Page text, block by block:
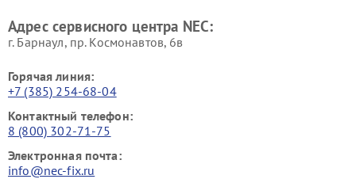
Адрес сервисного центра NEC:
г. Барнаул, ​пр. Космонавтов, 6в
Горячая линия:
+7 (385) 254-68-04
Контактный телефон:
8 (800) 302-71-75
Электронная почта:
info@nec-fix.ru